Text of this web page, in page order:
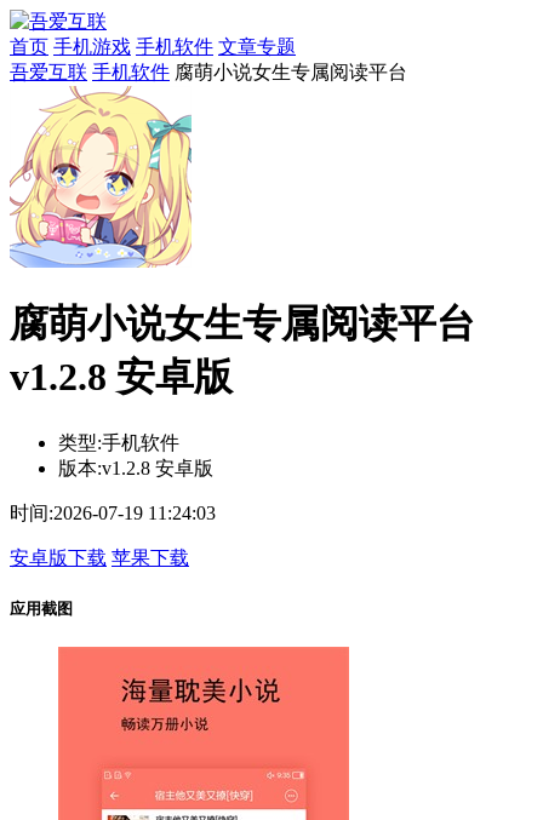
首页 手机游戏 手机软件 文章专题
吾爱互联 手机软件 腐萌小说女生专属阅读平台
腐萌小说女生专属阅读平台
v1.2.8 安卓版
类型:手机软件
版本:v1.2.8 安卓版
时间:2026-07-19 11:24:03
安卓版下载 苹果下载
应用截图